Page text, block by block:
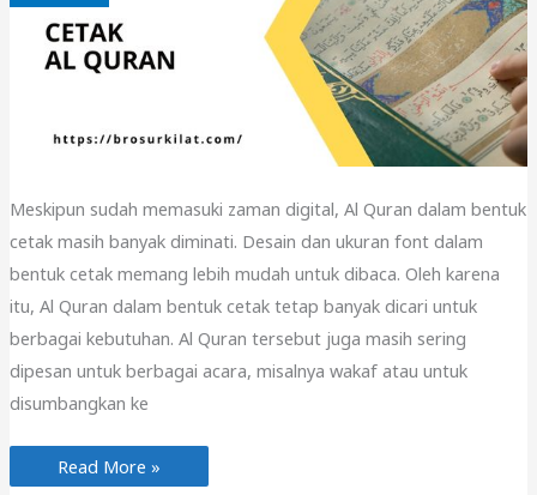
Meskipun sudah memasuki zaman digital, Al Quran dalam bentuk
cetak masih banyak diminati. Desain dan ukuran font dalam
bentuk cetak memang lebih mudah untuk dibaca. Oleh karena
itu, Al Quran dalam bentuk cetak tetap banyak dicari untuk
berbagai kebutuhan. Al Quran tersebut juga masih sering
dipesan untuk berbagai acara, misalnya wakaf atau untuk
disumbangkan ke
Cetak
Al
Read More »